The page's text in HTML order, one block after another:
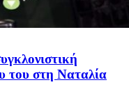
του στη Ναταλία